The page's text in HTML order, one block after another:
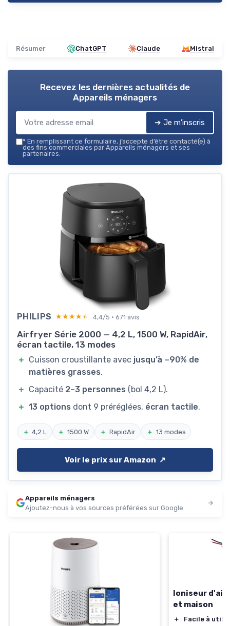
Résumer ChatGPT Claude Mistral
Recevez les dernières actualités de
Appareils ménagers
➔ Je m'inscris
* En remplissant ce formulaire, j’accepte d’être contacté(e) à
des fins commerciales par Appareils ménagers et ses
partenaires.
PHILIPS ★★★★★
★★★★★ 4,4/5 · 671 avis
Airfryer Série 2000 — 4,2 L, 1500 W, RapidAir,
écran tactile, 13 modes
＋ Cuisson croustillante avec jusqu’à −90% de
matières grasses.
＋ Capacité 2–3 personnes (bol 4,2 L).
＋ 13 options dont 9 préréglées, écran tactile.
＋ 4,2 L ＋ 1500 W ＋ RapidAir ＋ 13 modes
Voir le prix sur Amazon ↗️
Appareils ménagers
Ajoutez-nous à vos sources préférées sur Google
Ioniseur d'air
et maison
＋
Facile à